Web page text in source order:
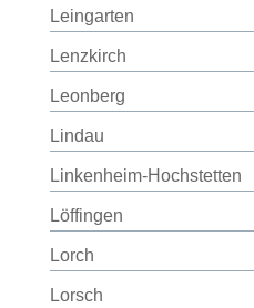
Leingarten
Lenzkirch
Leonberg
Lindau
Linkenheim-Hochstetten
Löffingen
Lorch
Lorsch